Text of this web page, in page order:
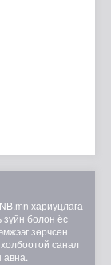
хариуцлага
зүйн болон ёс
зөрчсөн
холбоотой санал